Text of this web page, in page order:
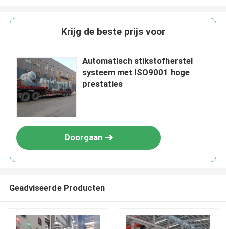
Krijg de beste prijs voor
Automatisch stikstofherstel
systeem met ISO9001 hoge
prestaties
Doorgaan
Geadviseerde Producten